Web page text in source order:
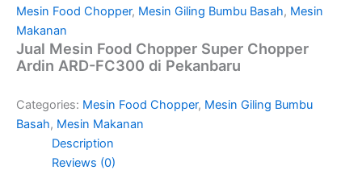
Mesin Food Chopper, Mesin Giling Bumbu Basah, Mesin
Makanan
Jual Mesin Food Chopper Super Chopper
Ardin ARD-FC300 di Pekanbaru
Categories: Mesin Food Chopper, Mesin Giling Bumbu
Basah, Mesin Makanan
Description
Reviews (0)